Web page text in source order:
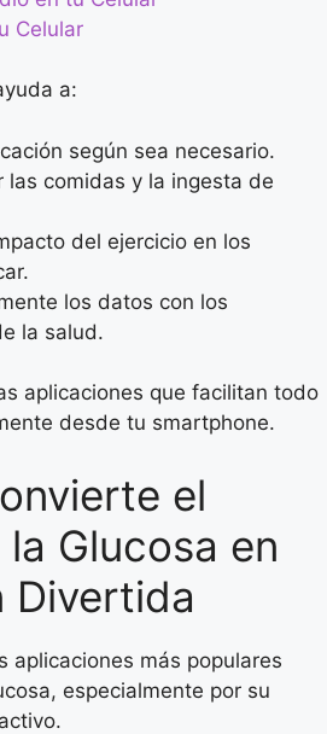
Celular
a:
según sea necesario.
las comidas y la ingesta de
del ejercicio en los
los datos con los
la salud.
aplicaciones que facilitan todo
desde tu smartphone.
el
Glucosa en
Divertida
aplicaciones más populares
especialmente por su